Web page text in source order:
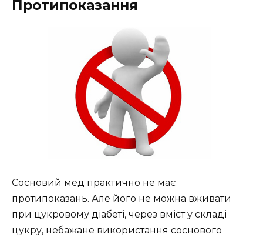
Протипоказання
Сосновий мед практично не має
протипоказань. Але його не можна вживати
при цукровому діабеті, через вміст у складі
цукру, небажане використання соснового